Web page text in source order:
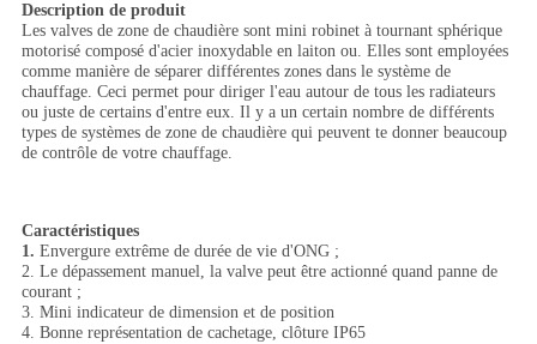
Description de produit
Les valves de zone de chaudière sont mini robinet à tournant sphérique
motorisé composé d'acier inoxydable en laiton ou. Elles sont employées
comme manière de séparer différentes zones dans le système de
chauffage. Ceci permet pour diriger l'eau autour de tous les radiateurs
ou juste de certains d'entre eux. Il y a un certain nombre de différents
types de systèmes de zone de chaudière qui peuvent te donner beaucoup
de contrôle de votre chauffage.
Caractéristiques
1. Envergure extrême de durée de vie d'ONG ;
2. Le dépassement manuel, la valve peut être actionné quand panne de
courant ;
3. Mini indicateur de dimension et de position
4. Bonne représentation de cachetage, clôture IP65